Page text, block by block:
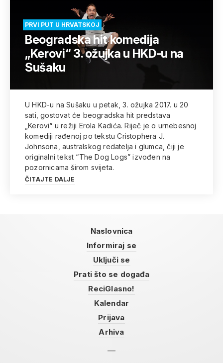
PRVI PUT U HRVATSKOJ
Beogradska hit komedija
„Kerovi“ 3. ožujka u HKD-u na
Sušaku
U HKD-u na Sušaku u petak, 3. ožujka 2017. u 20
sati, gostovat će beogradska hit predstava
„Kerovi“ u režiji Erola Kadića. Riječ je o urnebesnoj
komediji rađenoj po tekstu Cristophera J.
Johnsona, australskog redatelja i glumca, čiji je
originalni tekst “The Dog Logs” izvođen na
pozornicama širom svijeta.
ČITAJTE DALJE
Naslovnica
Informiraj se
Uključi se
Prati što se događa
ReciGlasno!
Kalendar
Prijava
Arhiva